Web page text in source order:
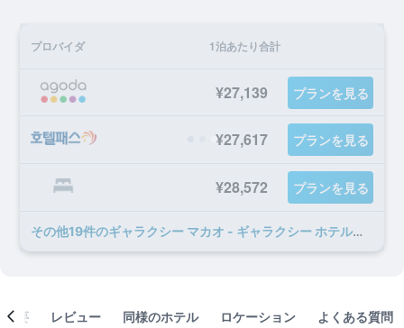
プロバイダ 1泊あたり合計
¥27,139 プランを見る
¥27,617 プランを見る
¥28,572 プランを見る
​その他19​件のギャラクシー マカオ - ギャラクシー ホテルのオファー
概要 レビュー 同様のホテル ロケーション よくある質問